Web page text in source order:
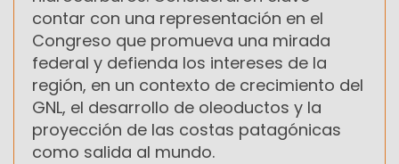
contar con una representación en el
Congreso que promueva una mirada
federal y defienda los intereses de la
región, en un contexto de crecimiento del
GNL, el desarrollo de oleoductos y la
proyección de las costas patagónicas
como salida al mundo.